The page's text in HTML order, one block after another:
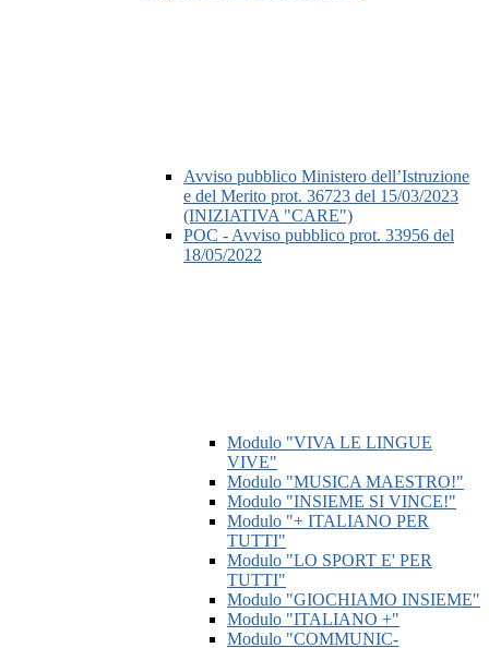
Avviso pubblico Ministero dell’Istruzione
e del Merito prot. 36723 del 15/03/2023
(INIZIATIVA "CARE")
POC - Avviso pubblico prot. 33956 del
18/05/2022
Modulo "VIVA LE LINGUE
VIVE"
Modulo "MUSICA MAESTRO!"
Modulo "INSIEME SI VINCE!"
Modulo "+ ITALIANO PER
TUTTI"
Modulo "LO SPORT E' PER
TUTTI"
Modulo "GIOCHIAMO INSIEME"
Modulo "ITALIANO +"
Modulo "COMMUNIC-